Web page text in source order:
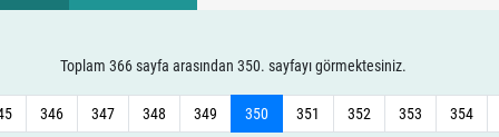
Toplam 366 sayfa arasından 350. sayfayı görmektesiniz.
346 347 348 349 350 351 352 353 354